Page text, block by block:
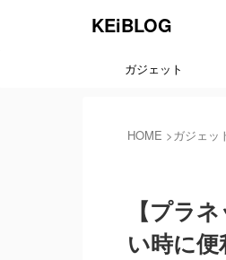
KEiBLOG
ガジェット
HOME >ガジェッ
【プラ
い時に便